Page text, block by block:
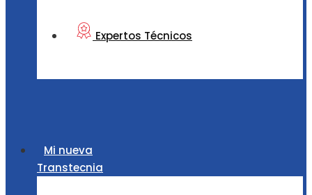
Expertos Técnicos
Mi nueva
Transtecnia